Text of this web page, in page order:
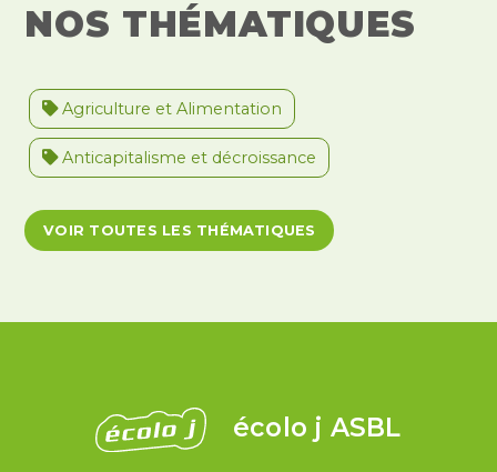
NOS THÉMATIQUES
Agriculture et Alimentation
Anticapitalisme et décroissance
Antiracisme et décolonisation
Antivalidisme Climat et environnement
Justice et violences policières
Migrations et asile
VOIR TOUTES LES THÉMATIQUES
écolo j ASBL